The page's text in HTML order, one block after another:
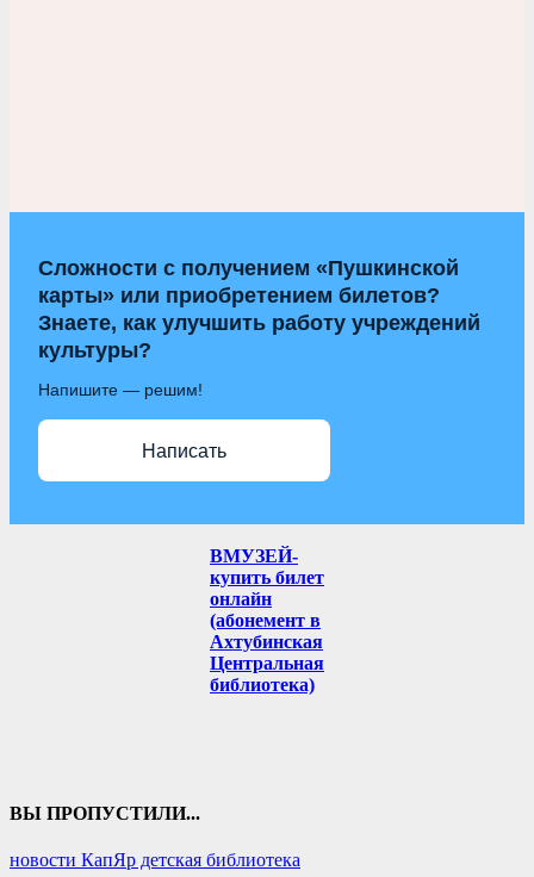
Сложности с получением «Пушкинской
карты» или приобретением билетов?
Знаете, как улучшить работу учреждений
культуры?
Напишите — решим!
Написать
ВМУЗЕЙ-
купить билет
онлайн
(абонемент в
Ахтубинская
Центральная
библиотека)
ВЫ ПРОПУСТИЛИ...
новости КапЯр детская библиотека